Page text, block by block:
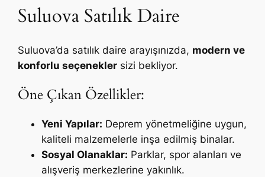
Suluova Satılık Daire
Suluova’da satılık daire arayışınızda, modern ve
konforlu seçenekler sizi bekliyor.
Öne Çıkan Özellikler:
Yeni Yapılar: Deprem yönetmeliğine uygun,
kaliteli malzemelerle inşa edilmiş binalar.
Sosyal Olanaklar: Parklar, spor alanları ve
alışveriş merkezlerine yakınlık.